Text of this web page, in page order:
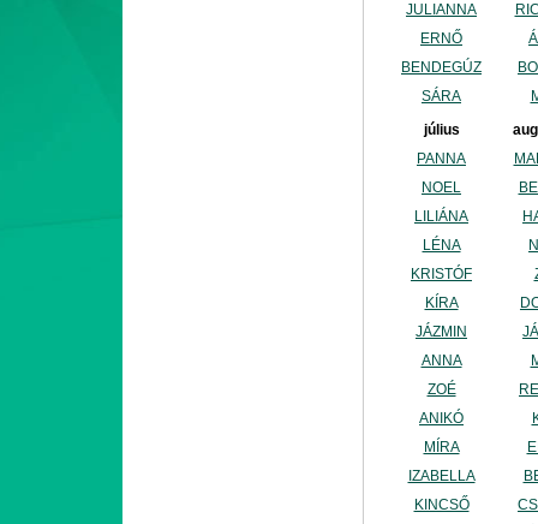
JULIANNA
ERNŐ
BENDEGÚZ
SÁRA
július
PANNA
NOEL
LILIÁNA
LÉNA
KRISTÓF
KÍRA
JÁZMIN
ANNA
ZOÉ
ANIKÓ
MÍRA
IZABELLA
KINCSŐ